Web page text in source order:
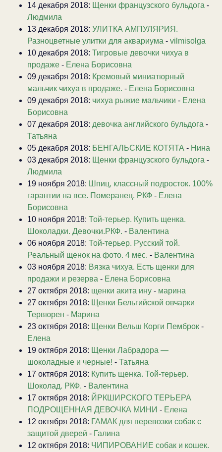
14 декабря 2018: Щенки французского бульдога -
Людмила
13 декабря 2018: УЛИТКА АМПУЛЯРИЯ.
Разноцветные улитки для аквариума - vilmisolga
10 декабря 2018: Тигровые девочки чихуа в
продаже - Елена Борисовна
09 декабря 2018: Кремовый миниатюрный
мальчик чихуа в продаже. - Елена Борисовна
09 декабря 2018: чихуа рыжие мальчики - Елена
Борисовна
07 декабря 2018: девочка английского бульдога -
Татьяна
05 декабря 2018: БЕНГАЛЬСКИЕ КОТЯТА - Нина
03 декабря 2018: Щенки французского бульдога -
Людмила
19 ноября 2018: Шпиц, классный подросток. 100%
гарантии на все. Померанец. РКФ - Елена
Борисовна
10 ноября 2018: Той-терьер. Купить щенка.
Шоколадки. Девочки.РКФ. - Валентина
06 ноября 2018: Той-терьер. Русский той.
Реальный щенок на фото. 4 мес. - Валентина
03 ноября 2018: Вязка чихуа. Есть щенки для
продажи и резерва - Елена Борисовна
27 октября 2018: щенки акита ину - марина
27 октября 2018: Щенки Бельгийской овчарки
Тервюрен - Марина
23 октября 2018: Щенки Вельш Корги Пемброк -
Елена
19 октября 2018: Щенки Лабрадора —
шоколадные и черные! - Татьяна
17 октября 2018: Купить щенка. Той-терьер.
Шоколад. РКФ. - Валентина
17 октября 2018: ЙРКШИРСКОГО ТЕРЬЕРА
ПОДРОЩЕННАЯ ДЕВОЧКА МИНИ - Елена
12 октября 2018: ГАМАК для перевозки собак с
защитой дверей - Галина
12 октября 2018: ЧИПИРОВАНИЕ собак и кошек.